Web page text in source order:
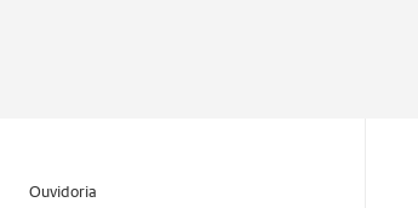
Ouvidoria